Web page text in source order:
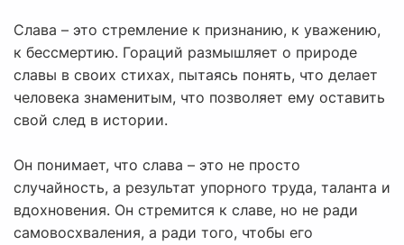
Слава – это стремление к признанию, к уважению,
к бессмертию. Гораций размышляет о природе
славы в своих стихах, пытаясь понять, что делает
человека знаменитым, что позволяет ему оставить
свой след в истории.
Он понимает, что слава – это не просто
случайность, а результат упорного труда, таланта и
вдохновения. Он стремится к славе, но не ради
самовосхваления, а ради того, чтобы его